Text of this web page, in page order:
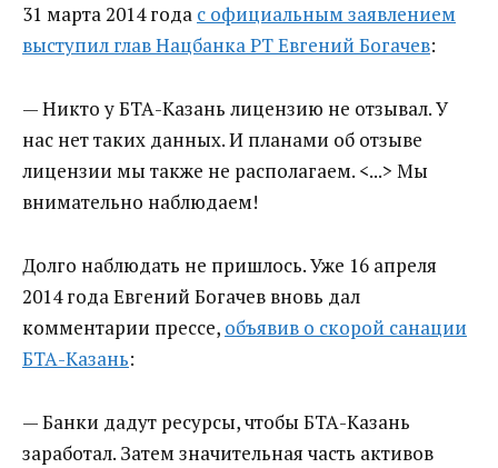
31 марта 2014 года с официальным заявлением
выступил глав Нацбанка РТ Евгений Богачев:
— Никто у БТА-Казань лицензию не отзывал. У
нас нет таких данных. И планами об отзыве
лицензии мы также не располагаем. <...> Мы
внимательно наблюдаем!
Долго наблюдать не пришлось. Уже 16 апреля
2014 года Евгений Богачев вновь дал
комментарии прессе, объявив о скорой санации
БТА-Казань:
— Банки дадут ресурсы, чтобы БТА-Казань
заработал. Затем значительная часть активов